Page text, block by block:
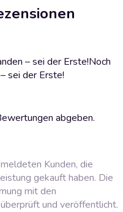
– sei der Erste!Noch
sei der Erste!
abgeben.
Kunden, die
gekauft haben. Die
mit den
und veröffentlicht.